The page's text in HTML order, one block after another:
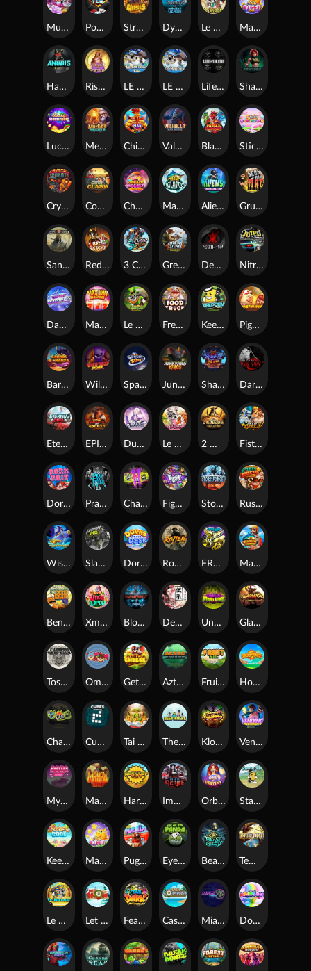
Munchy Milo Power of 10 Strength Of Hercules Dynasty of Death Le Digger Magic Piggy OG
Hand of Anubis Rise of Fortuna LE FOOTBALL FAN LE HOOLIGAN Life and Death Shadow Treasure
Lucky Multifruit Merlin's Mania Chicken Man Valhalla: Wild Winter Blaze Buddies Sticky Candyland
Crystal Robot Coop Clash Chocolate Rocket Marlin Masters Atlantis Aliens Among Us Grug Make Fire
Sand and Ashes Red Rascal™ 3 Cursed Chests™ Great Game Rockies Death Becomes You Nitro Nights
Dandy Diamonds Max Win Machine Le Prechaun Fred's Food Truck Keep 'em Piggy Cluster Hunt
Barrel Bonanza Wild Dojo Strike Space Zoo Junkyard Kings Shadow Strike Dark Spiral
Eternal Duel EPIC BULLETS & BOUNTY Dusk Princess Le Bunny 2 Wild 2 Die Fist Of Destruction
Dork Unit Pray for Three Chaos Crew 2 Fighter Pit Stormforged Rusty & Curly
Wishbringer Slayers Inc Dorks of The Deep Rotten FRKN Bananas Marlin Master
Benny The Beer Xmas Drop Bloodthirst Densho Undead Fortune Gladiator Legends
Toshi Video Club OmNom Get The Cheese Aztec Twist Fruit Duel Hop'n'Pop
Chaos Crew Cubes 2 Tai The Toad The Respinners Klowns Vending Machine
Mystery Motel Mayan Stackways Harvest Wilds Immortal Desire Orb of Destiny Stack'em
Keep 'em Cool Magic Piggy Pug Life Eye of the Panda Beast Below Temple of Torment
Le Pharaoh Let It Snow Fear the Dark Cash Compass Miami Multiplier Double Rainbow